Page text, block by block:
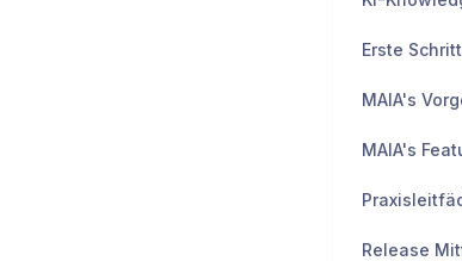
Erste
MAIA's
MAIA's
Release